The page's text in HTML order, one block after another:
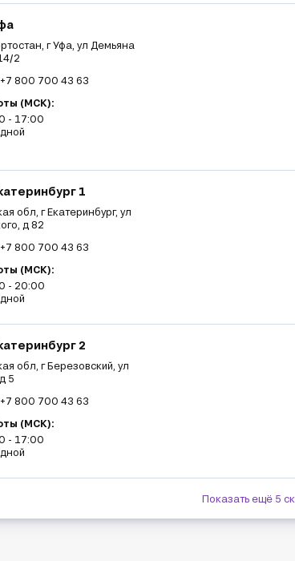
г Уфа, ул Демьяна
2
+7 800 700 43 63
(МСК):
- 17:00
1
обл, г Екатеринбург, ул
д 82
+7 800 700 43 63
(МСК):
- 20:00
2
обл, г Березовский, ул
5
+7 800 700 43 63
(МСК):
- 17:00
Показать ещё 5